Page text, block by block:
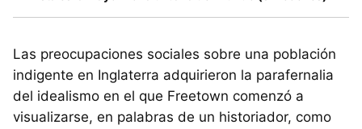
Las preocupaciones sociales sobre una población
indigente en Inglaterra adquirieron la parafernalia
del idealismo en el que Freetown comenzó a
visualizarse, en palabras de un historiador, como